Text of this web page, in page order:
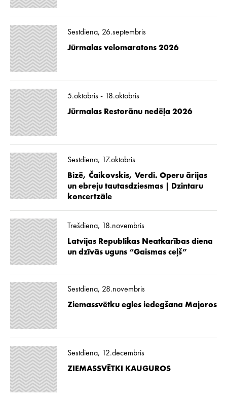
Sestdiena, 26.septembris
Jūrmalas velomaratons 2026
5.oktobris - 18.oktobris
Jūrmalas Restorānu nedēļa 2026
Sestdiena, 17.oktobris
Bizē, Čaikovskis, Verdi. Operu ārijas
un ebreju tautasdziesmas | Dzintaru
koncertzāle
Trešdiena, 18.novembris
Latvijas Republikas Neatkarības diena
un dzīvās uguns “Gaismas ceļš”
Sestdiena, 28.novembris
Ziemassvētku egles iedegšana Majoros
Sestdiena, 12.decembris
ZIEMASSVĒTKI KAUGUROS